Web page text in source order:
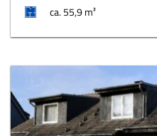
ca. 55,9 m²